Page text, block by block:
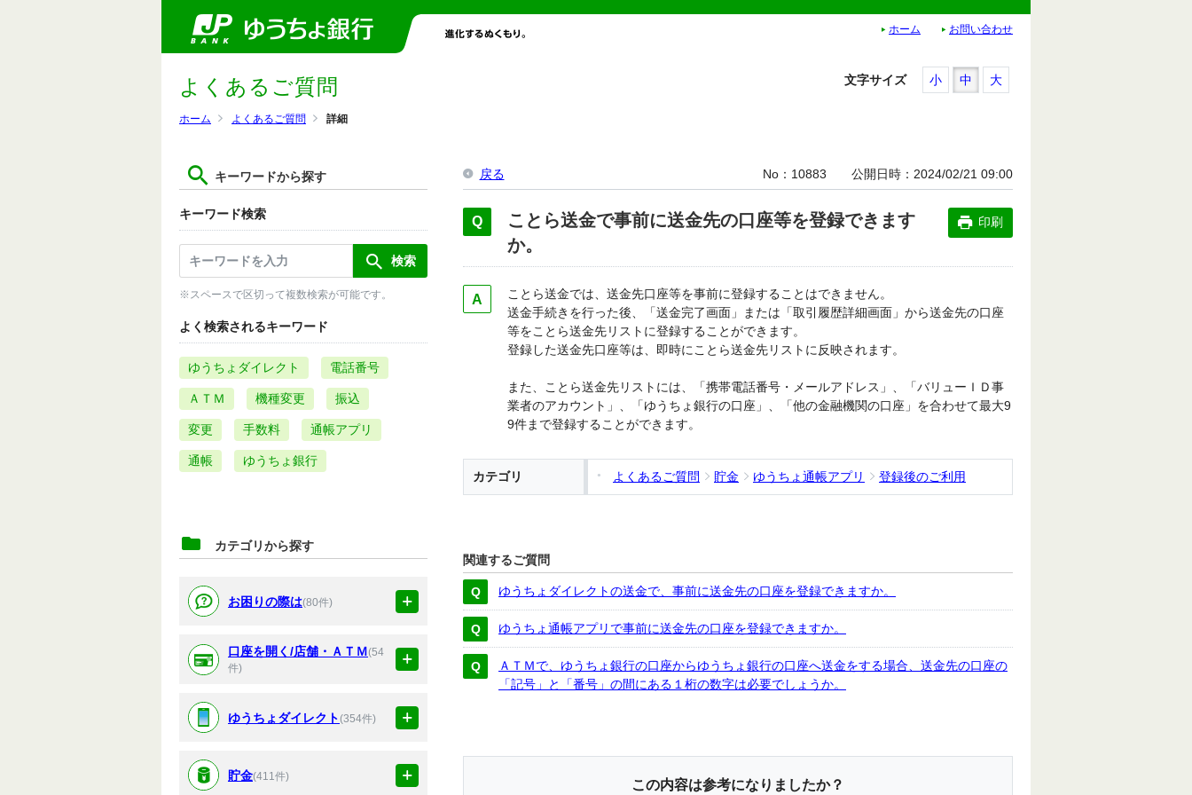
ホーム お問い合わせ
ホーム よくあるご質問 詳細
よくあるご質問
キーワードから探す
キーワード検索
※スペースで区切って複数検索が可能です。
よく検索されるキーワード
ゆうちょダイレクト 電話番号
ＡＴＭ 機種変更 振込
変更 手数料 通帳アプリ
通帳 ゆうちょ銀行
カテゴリから探す
お困りの際は(80件)
口座を開く/店舗・ＡＴＭ(54
件)
ゆうちょダイレクト(354件)
貯金(411件)
文字サイズ 小 中 大
戻る No 10883 公開日時 2024/02/21 09:00
ことら送金で事前に送金先の口座等を登録できます
か。
印刷
ことら送金では、送金先口座等を事前に登録することはできません。
送金手続きを行った後、「送金完了画面」または「取引履歴詳細画面」から送金先の口座
等をことら送金先リストに登録することができます。
登録した送金先口座等は、即時にことら送金先リストに反映されます。
また、ことら送金先リストには、「携帯電話番号・メールアドレス」、「バリューＩＤ事
業者のアカウント」、「ゆうちょ銀行の口座」、「他の金融機関の口座」を合わせて最大9
9件まで登録することができます。
カテゴリ よくあるご質問 貯金 ゆうちょ通帳アプリ 登録後のご利用
関連するご質問
ゆうちょダイレクトの送金で、事前に送金先の口座を登録できますか。
ゆうちょ通帳アプリで事前に送金先の口座を登録できますか。
ＡＴＭで、ゆうちょ銀行の口座からゆうちょ銀行の口座へ送金をする場合、送金先の口座の
「記号」と「番号」の間にある１桁の数字は必要でしょうか。
この内容は参考になりましたか？